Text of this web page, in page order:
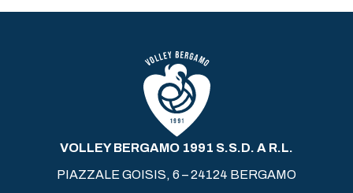
VOLLEY BERGAMO 1991 S.S.D. A R.L.
PIAZZALE GOISIS, 6 – 24124 BERGAMO